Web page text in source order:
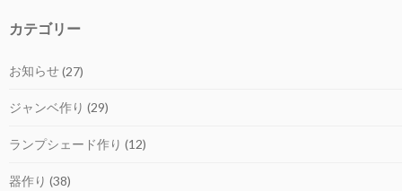
カテゴリー
お知らせ(27)
ジャンベ作り (29)
ランプシェード作り (12)
器作り (38)